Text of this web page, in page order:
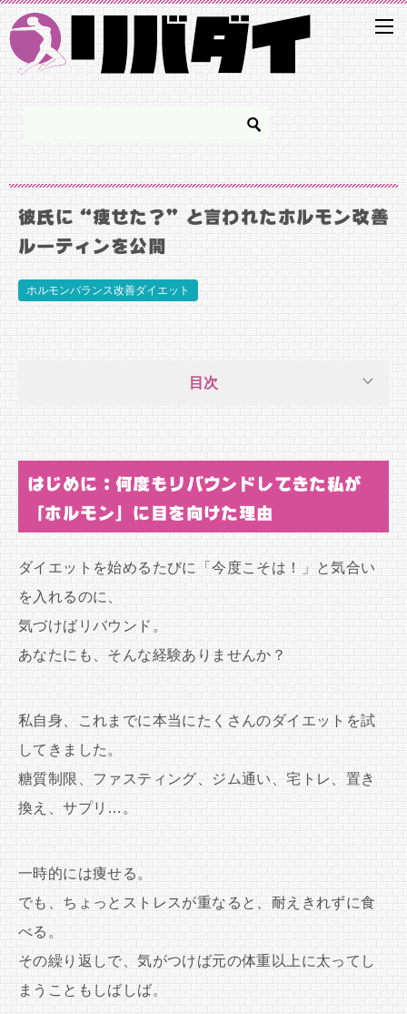
彼氏に“痩せた？”と言われたホルモン改善
ルーティンを公開
ホルモンバランス改善ダイエット
目次
はじめに：何度もリバウンドしてきた私が
「ホルモン」に目を向けた理由
ダイエットを始めるたびに「今度こそは！」と気合い
を入れるのに、
気づけばリバウンド。
あなたにも、そんな経験ありませんか？
私自身、これまでに本当にたくさんのダイエットを試
してきました。
糖質制限、ファスティング、ジム通い、宅トレ、置き
換え、サプリ…。
一時的には痩せる。
でも、ちょっとストレスが重なると、耐えきれずに食
べる。
その繰り返しで、気がつけば元の体重以上に太ってし
まうこともしばしば。